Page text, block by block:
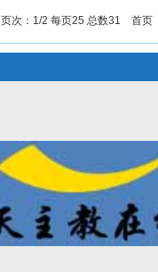
页次：1/2 每页25 总数31 首页